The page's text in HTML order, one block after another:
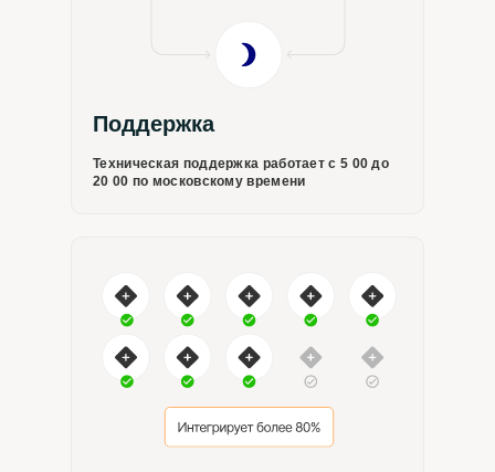
Поддержка
Техническая поддержка работает с 5 00 до
20 00 по московскому времени